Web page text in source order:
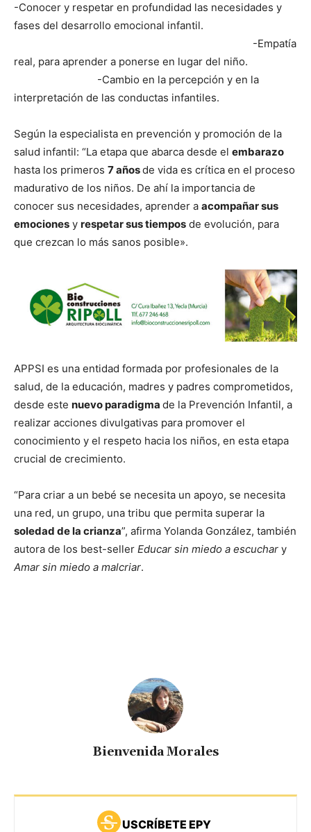
-Conocer y respetar en profundidad las necesidades y
fases del desarrollo emocional infantil.
-Empatía
real, para aprender a ponerse en lugar del niño.
-Cambio en la percepción y en la
interpretación de las conductas infantiles.
Según la especialista en prevención y promoción de la
salud infantil: “La etapa que abarca desde el embarazo
hasta los primeros 7 añosde vida es crítica en el proceso
madurativo de los niños. De ahí la importancia de
conocer sus necesidades, aprender a acompañar sus
emociones y respetar sus tiempos de evolución, para
que crezcan lo más sanos posible».
APPSI es una entidad formada por profesionales de la
salud, de la educación, madres y padres comprometidos,
desde este nuevo paradigma de la Prevención Infantil, a
realizar acciones divulgativas para promover el
conocimiento y el respeto hacia los niños, en esta etapa
crucial de crecimiento.
“Para criar a un bebé se necesita un apoyo, se necesita
una red, un grupo, una tribu que permita superar la
soledad de la crianza”, afirma Yolanda González, también
autora de los best-seller Educar sin miedo a escuchar y
Amar sin miedo a malcriar.
Bienvenida Morales
USCRÍBETE EPY